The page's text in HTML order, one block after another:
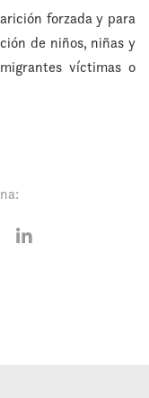
forzada y para
de niños, niñas y
víctimas o